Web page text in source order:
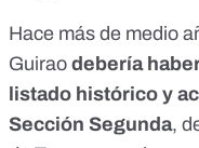
Hace más de medio
Guirao debería
listado histórico y
Sección Segunda,